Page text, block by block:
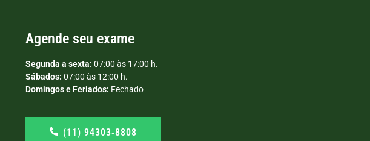
Agende seu exame
Segunda a sexta: 07:00 às 17:00 h.
Sábados: 07:00 às 12:00 h.
Domingos e Feriados: Fechado
(11) 94303‑8808